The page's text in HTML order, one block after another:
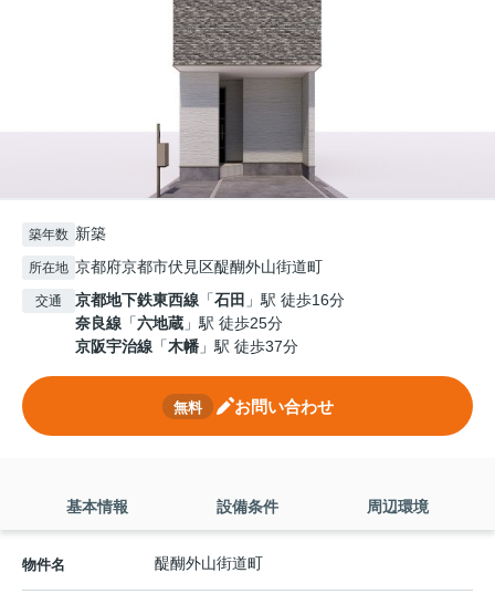
築年数 新築
所在地 京都府京都市伏見区醍醐外山街道町
交通 京都地下鉄東西線 「石田 」駅 徒歩16分
奈良線 「六地蔵 」駅 徒歩25分
京阪宇治線 「木幡 」駅 徒歩37分
無料 お問い合わせ
基本情報 設備条件 周辺環境
物件名 醍醐外山街道町